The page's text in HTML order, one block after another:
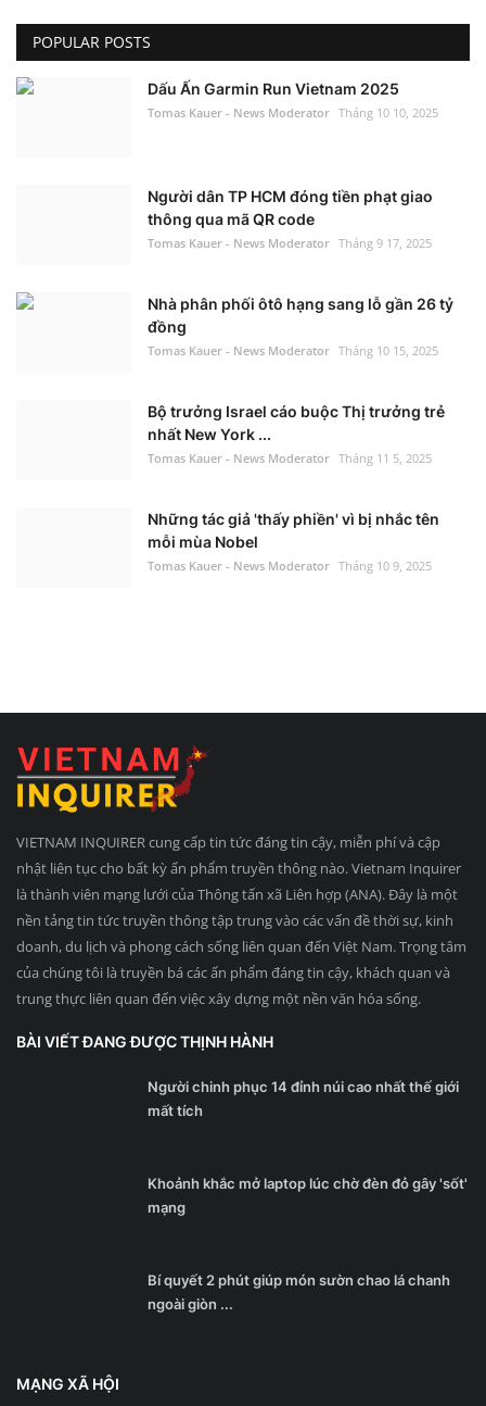
POPULAR POSTS
Dấu Ấn Garmin Run Vietnam 2025
Tomas Kauer - News Moderator Tháng 10 10, 2025
Người dân TP HCM đóng tiền phạt giao
thông qua mã QR code
Tomas Kauer - News Moderator Tháng 9 17, 2025
Nhà phân phối ôtô hạng sang lỗ gần 26 tỷ
đồng
Tomas Kauer - News Moderator Tháng 10 15, 2025
Bộ trưởng Israel cáo buộc Thị trưởng trẻ
nhất New York ...
Tomas Kauer - News Moderator Tháng 11 5, 2025
Những tác giả 'thấy phiền' vì bị nhắc tên
mỗi mùa Nobel
Tomas Kauer - News Moderator Tháng 10 9, 2025
VIETNAM INQUIRER cung cấp tin tức đáng tin cậy, miễn phí và cập
nhật liên tục cho bất kỳ ấn phẩm truyền thông nào. Vietnam Inquirer
là thành viên mạng lưới của Thông tấn xã Liên hợp (ANA). Đây là một
nền tảng tin tức truyền thông tập trung vào các vấn đề thời sự, kinh
doanh, du lịch và phong cách sống liên quan đến Việt Nam. Trọng tâm
của chúng tôi là truyền bá các ấn phẩm đáng tin cậy, khách quan và
trung thực liên quan đến việc xây dựng một nền văn hóa sống.
BÀI VIẾT ĐANG ĐƯỢC THỊNH HÀNH
Người chinh phục 14 đỉnh núi cao nhất thế giới
mất tích
Khoảnh khắc mở laptop lúc chờ đèn đỏ gây 'sốt'
mạng
Bí quyết 2 phút giúp món sườn chao lá chanh
ngoài giòn ...
MẠNG XÃ HỘI